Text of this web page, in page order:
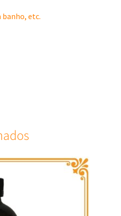
banho, etc.